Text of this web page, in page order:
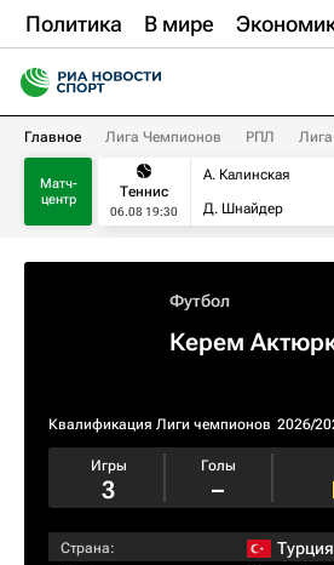
Политика В мире
Главное Лига Чемпионов РПЛ
Матч-
центр
Теннис
06.08 19:30
А. Калинская
Д. Шнайдер
Футбол
Керем
Квалификация Лиги чемпионов 2026/
Игры
3
Голы
–
Страна: Турция